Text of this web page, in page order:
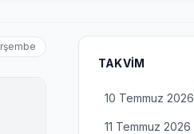
TAKVIM
10 Temmuz 2026
11 Temmuz 2026